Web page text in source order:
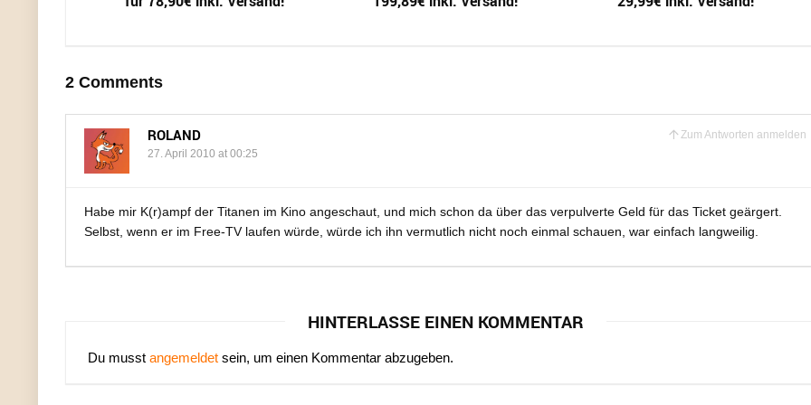
2 Comments
Zum Antworten anmelden
ROLAND
27. April 2010 at 00:25
Habe mir K(r)ampf der Titanen im Kino angeschaut, und mich schon da über das verpulverte Geld für das Ticket geärgert.
Selbst, wenn er im Free-TV laufen würde, würde ich ihn vermutlich nicht noch einmal schauen, war einfach langweilig.
HINTERLASSE EINEN KOMMENTAR
Du musst angemeldet sein, um einen Kommentar abzugeben.